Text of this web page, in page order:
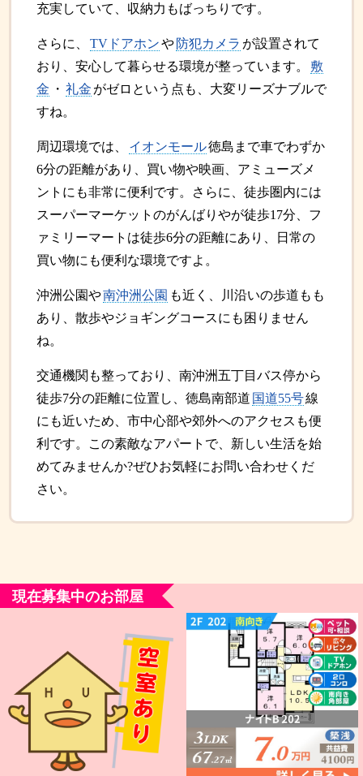
充実していて、収納力もばっちりです。
さらに、 TVドアホンや 防犯カメラ が設置されて
おり、安心して暮らせる環境が整っています。
敷
金 ・ 礼金 がゼロという点も、大変リーズナブルで
すね。
周辺環境では、 イオンモール徳島まで車でわずか
6分の距離があり、買い物や映画、アミューズメ
ントにも非常に便利です。さらに、徒歩圏内には
スーパーマーケットのがんばりやが徒歩17分、フ
ァミリーマートは徒歩6分の距離にあり、日常の
買い物にも便利な環境ですよ。
沖洲公園や南沖洲公園 も近く、川沿いの歩道もも
あり、散歩やジョギングコースにも困りません
ね。
交通機関も整っており、南沖洲五丁目バス停から
徒歩7分の距離に位置し、徳島南部道 国道55号線
にも近いため、市中心部や郊外へのアクセスも便
利です。この素敵なアパートで、新しい生活を始
めてみませんか?ぜひお気軽にお問い合わせくだ
さい。
現在募集中のお部屋